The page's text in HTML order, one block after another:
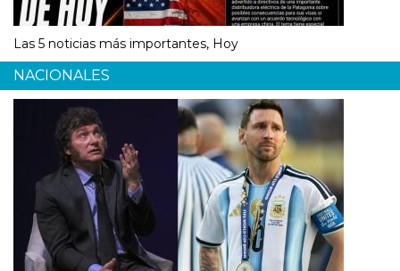
Las 5 noticias más importantes, Hoy
NACIONALES